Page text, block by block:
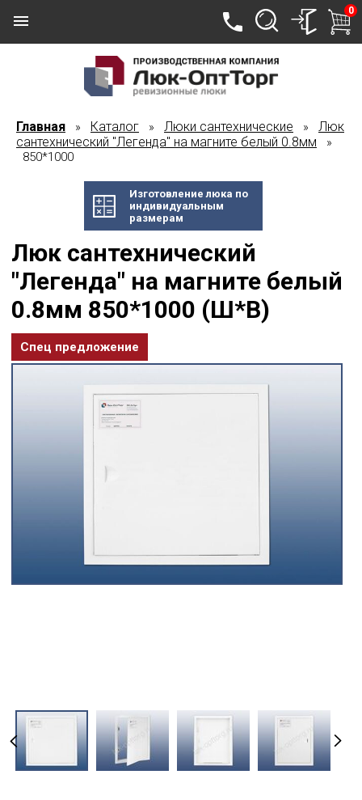
0
Главная » Каталог » Люки сантехнические » Люк
сантехнический "Легенда" на магните белый 0.8мм »
850*1000
Изготовление люка по
индивидуальным
размерам
Люк сантехнический
"Легенда" на магните белый
0.8мм 850*1000 (Ш*В)
Спец предложение